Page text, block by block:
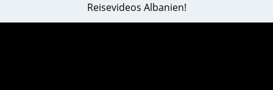
Reisevideos Albanien!